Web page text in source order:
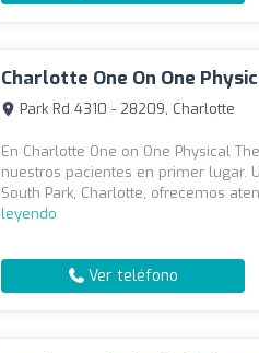
Charlotte One On One
Park Rd 4310 - 28209, Charlotte
En Charlotte One on One Physical
nuestros pacientes en primer lugar.
South Park, Charlotte, ofrecemos
leyendo
Ver teléfono